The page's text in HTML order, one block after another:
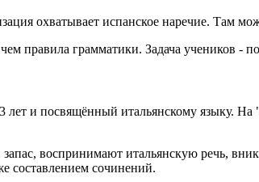
охватывает испанское наречие. Там
правила грамматики. Задача учеников
лет и посвящённый итальянскому языку.
воспринимают итальянскую речь,
составлением сочинений.